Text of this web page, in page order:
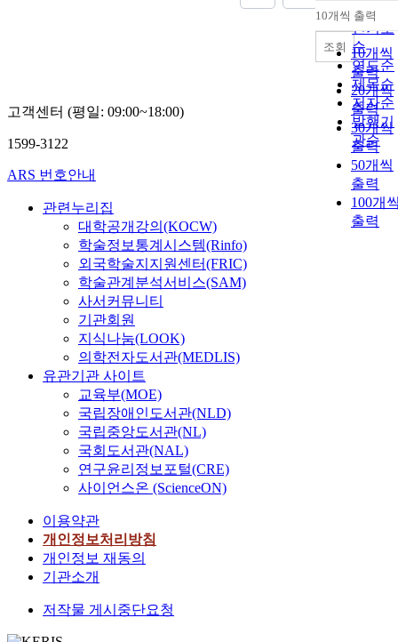
순
인기도
순
연도순
제목순
저자순
발행기
관순
내림차
10개씩 출력
10개씩
출력
20개씩
출력
30개씩
출력
50개씩
출력
100개
출력
조회
고객센터 (평일: 09:00~18:00)
1599-3122
ARS 번호안내
관련누리집
대학공개강의(KOCW)
학술정보통계시스템(Rinfo)
외국학술지지원센터(FRIC)
학술관계분석서비스(SAM)
사서커뮤니티
기관회원
지식나눔(LOOK)
의학전자도서관(MEDLIS)
유관기관 사이트
교육부(MOE)
국립장애인도서관(NLD)
국립중앙도서관(NL)
국회도서관(NAL)
연구윤리정보포털(CRE)
사이언스온 (ScienceON)
이용약관
개인정보처리방침
개인정보 재동의
기관소개
저작물 게시중단요청